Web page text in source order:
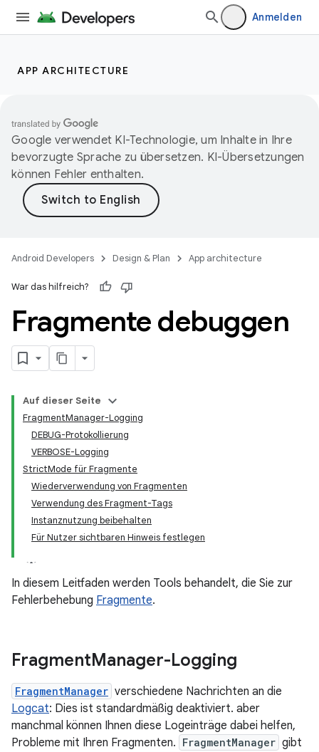
Anmelden
APP ARCHITECTURE
Google verwendet KI-Technologie, um Inhalte in Ihre
bevorzugte Sprache zu übersetzen. KI-Übersetzungen
können Fehler enthalten.
Android Developers Design & Plan App architecture
War das hilfreich?
Fragmente debuggen
Auf dieser Seite
FragmentManager-Logging
DEBUG-Protokollierung
VERBOSE-Logging
StrictMode für Fragmente
Wiederverwendung von Fragmenten
Verwendung des Fragment-Tags
Instanznutzung beibehalten
Für Nutzer sichtbaren Hinweis festlegen
In diesem Leitfaden werden Tools behandelt, die Sie zur
Fehlerbehebung Fragmente.
FragmentManager-Logging
FragmentManager verschiedene Nachrichten an die
Logcat: Dies ist standardmäßig deaktiviert. aber
manchmal können Ihnen diese Logeinträge dabei helfen,
Probleme mit Ihren Fragmenten. FragmentManager gibt